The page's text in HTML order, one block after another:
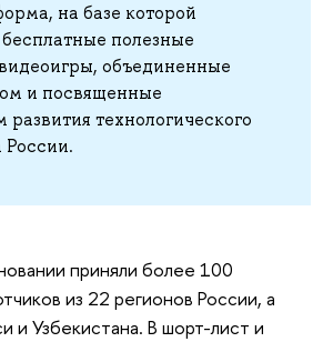
на базе которой
полезные
объединенные
и посвященные
технологического
России.
приняли более 100
из 22 регионов России, а
и Узбекистана. В шорт-лист и